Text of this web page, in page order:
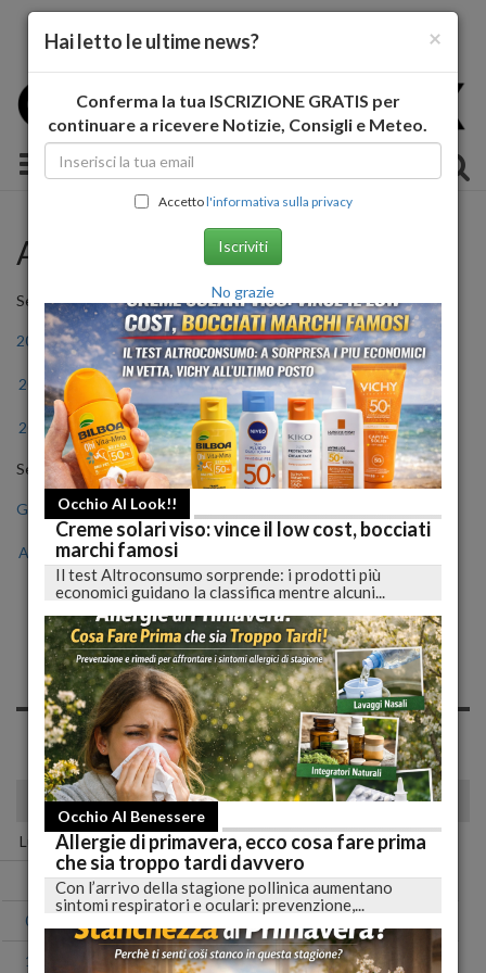
Toggle navigation
Archivio Storico
Seleziona l'anno
2011 2012 2013 2014 2015 2016
2017 2018 2019 2020 2021 2022
2023 2024 2025 2026
Seleziona il mese
Gen Feb Mar
Ago Set Ott
Notizie di Mercoledì, 01
Dicembre 2021
Spiacente, non sono presenti news nell'archivio per questo
giorno!
dicembre 2021
Lun Mar Mer Gio Ven Sab Dom
01 02 03 04 05
06
13 14 15 16 17 18 19
×
Hai letto le ultime news?
Conferma la tua ISCRIZIONE GRATIS per
continuare a ricevere Notizie, Consigli e Meteo.
Accettol'informativa sulla privacy
Iscriviti
No grazie
Occhio Al Look!!
Creme solari viso: vince il low cost, bocciati
marchi famosi
Il test Altroconsumo sorprende: i prodotti più
economici guidano la classifica mentre alcuni...
Occhio Al Benessere
Allergie di primavera, ecco cosa fare prima
che sia troppo tardi davvero
Con l’arrivo della stagione pollinica aumentano
sintomi respiratori e oculari: prevenzione,...